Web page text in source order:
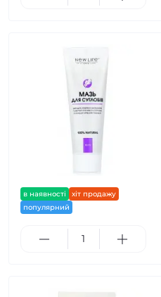
в наявності
хіт продажу
популярний